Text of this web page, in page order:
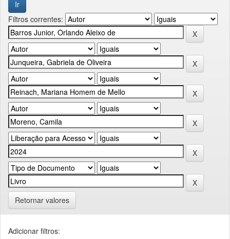
Filtros correntes:
Retornar valores
Adicionar filtros: